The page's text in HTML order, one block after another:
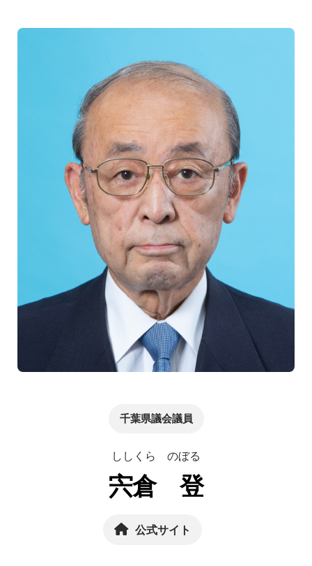
千葉県議会議員
ししくら のぼる
宍倉 登
公式サイト